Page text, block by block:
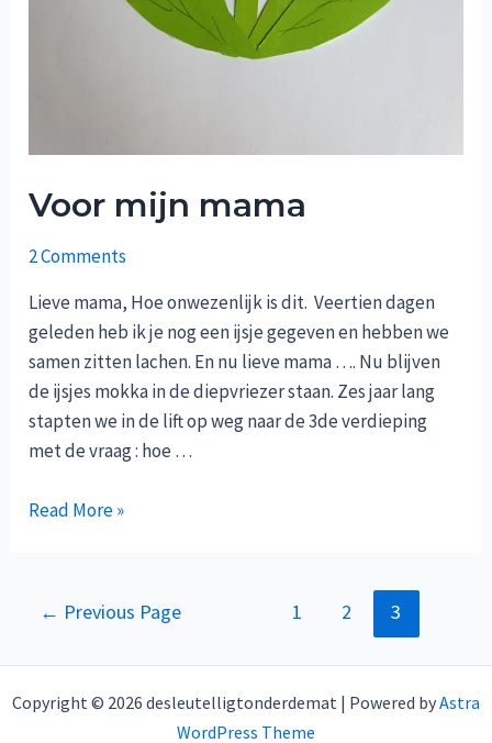
Voor mijn mama
2 Comments
Lieve mama, Hoe onwezenlijk is dit. Veertien dagen
geleden heb ik je nog een ijsje gegeven en hebben we
samen zitten lachen. En nu lieve mama …. Nu blijven
de ijsjes mokka in de diepvriezer staan. Zes jaar lang
stapten we in de lift op weg naar de 3de verdieping
met de vraag : hoe …
Voor
Read More »
← Previous Page 1 2 3
Copyright © 2026 desleutelligtonderdemat | Powered byAstra
WordPress Theme